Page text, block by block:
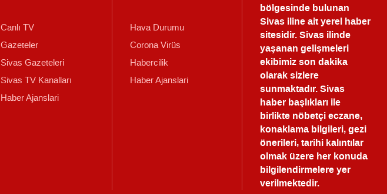
Canlı TV
Gazeteler
Sivas Gazeteleri
Sivas TV Kanalları
Haber Ajanslari
Hava Durumu
Corona Virüs
Habercilik
Haber Ajanslari
bölgesinde bulunan
Sivas iline ait yerel haber
sitesidir. Sivas ilinde
yaşanan gelişmeleri
ekibimiz son dakika
olarak sizlere
sunmaktadır.Sivas
haberbaşlıkları ile
birlikte nöbetçi eczane,
konaklama bilgileri, gezi
önerileri, tarihi kalıntılar
olmak üzere her konuda
bilgilendirmelere yer
verilmektedir.